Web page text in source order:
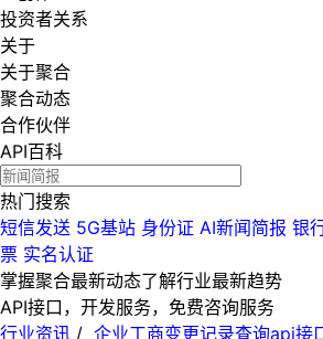
投资者关系
关于
关于聚合
聚合动态
合作伙伴
API百科
热门搜索
短信发送 5G基站 身份证 AI新闻简报 银
票 实名认证
掌握聚合最新动态了解行业最新趋势
API接口，开发服务，免费咨询服务
行业资讯 / 企业工商变更记录查询api接